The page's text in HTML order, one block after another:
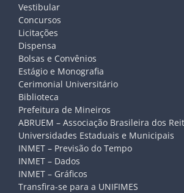
Vestibular
Concursos
Licitações
Dispensa
Bolsas e Convênios
Estágio e Monografia
Cerimonial Universitário
Biblioteca
Prefeitura de Mineiros
ABRUEM – Associação Brasileira dos
Universidades Estaduais e Municipais
INMET – Previsão do Tempo
INMET – Dados
INMET – Gráficos
Transfira-se para a UNIFIMES